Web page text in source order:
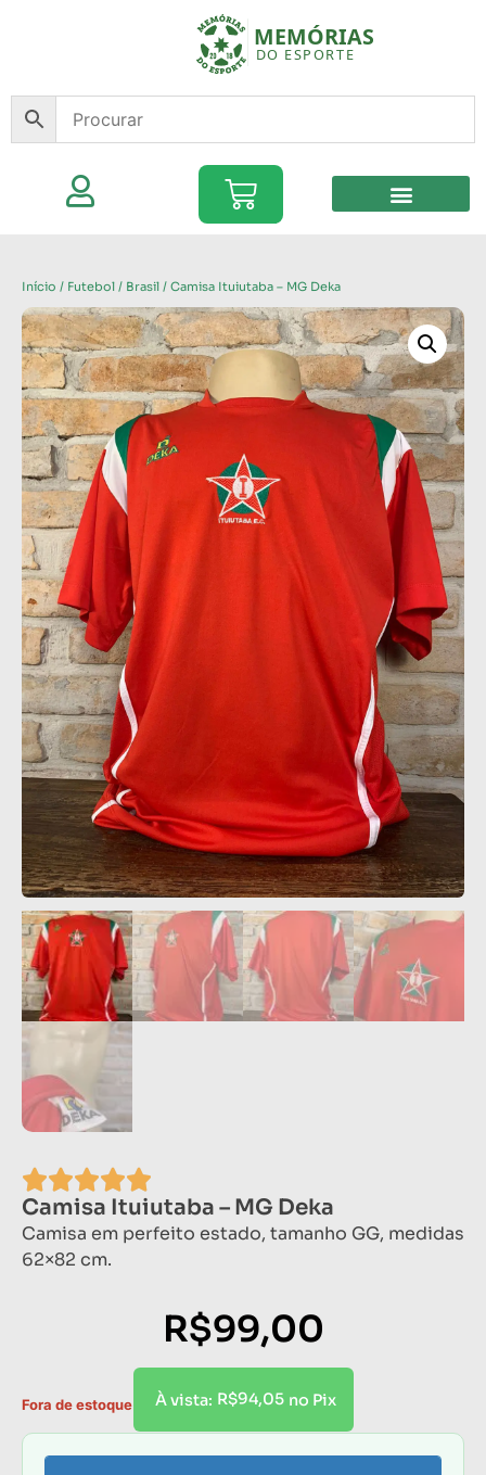
Início / Futebol / Brasil / Camisa Ituiutaba – MG Deka
Camisa Ituiutaba – MG Deka
Camisa em perfeito estado, tamanho GG, medidas
62×82 cm.
R$99,00
À vista: R$94,05 no Pix
Fora de estoque